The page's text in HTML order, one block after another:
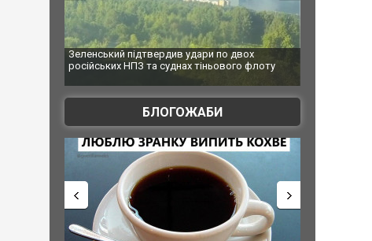
удари по двох
тіньового флоту
Топпосадовцю Повітряних Сил вручили нову
підозру
БЛОГОЖАБИ